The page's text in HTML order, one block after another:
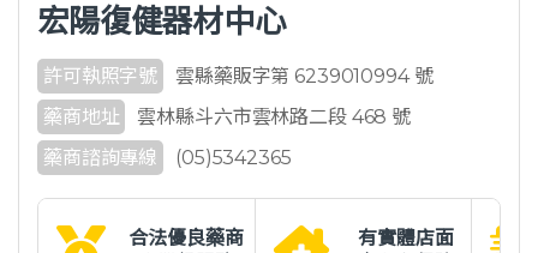
宏陽復健器材中心
許可執照字號
雲縣藥販字第 6239010994 號
藥商地址
雲林縣斗六市雲林路二段 468 號
藥商諮詢專線
(05)5342365
合法優良藥商
有實體店面